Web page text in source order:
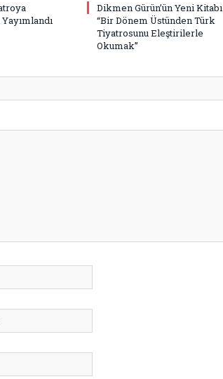
Dikmen Gürün’ün Yeni Kitabı
“Bir Dönem Üstünden Türk
Tiyatrosunu Eleştirilerle
Okumak”